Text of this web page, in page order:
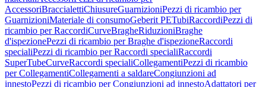
AccessoriBraccialettiChiusureGuarnizioniPezzi di ricambio per
GuarnizioniMateriale di consumoGeberit PETubiRaccordiPezzi di
ricambio per RaccordiCurveBragheRiduzioniBraghe
d'ispezionePezzi di ricambio per Braghe d'ispezioneRaccordi
specialiPezzi di ricambio per Raccordi specialiRaccordi
SuperTubeCurveRaccordi specialiCollegamentiPezzi di ricambio
per CollegamentiCollegamenti a saldareCongiunzioni ad
innestoPezzi di ricambio per Congiunzioni ad innestoAdattatori per